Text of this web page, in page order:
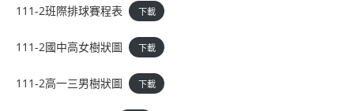
111-2班際排球賽程表 下載
111-2國中高女樹狀圖 下載
111-2高一三男樹狀圖 下載